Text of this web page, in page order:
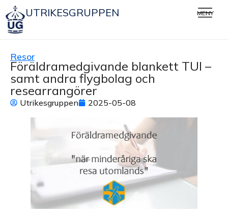
UTRIKESGRUPPEN MENY
Resor
Föräldramedgivande blankett TUI –
samt andra flygbolag och
researrangörer
Utrikesgruppen 2025-05-08